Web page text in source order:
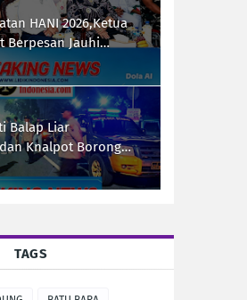
HANI 2026,Ketua
Berpesan Jauhi
Balap Liar
Knalpot Borong
Langkat Laksanakan
TAGS